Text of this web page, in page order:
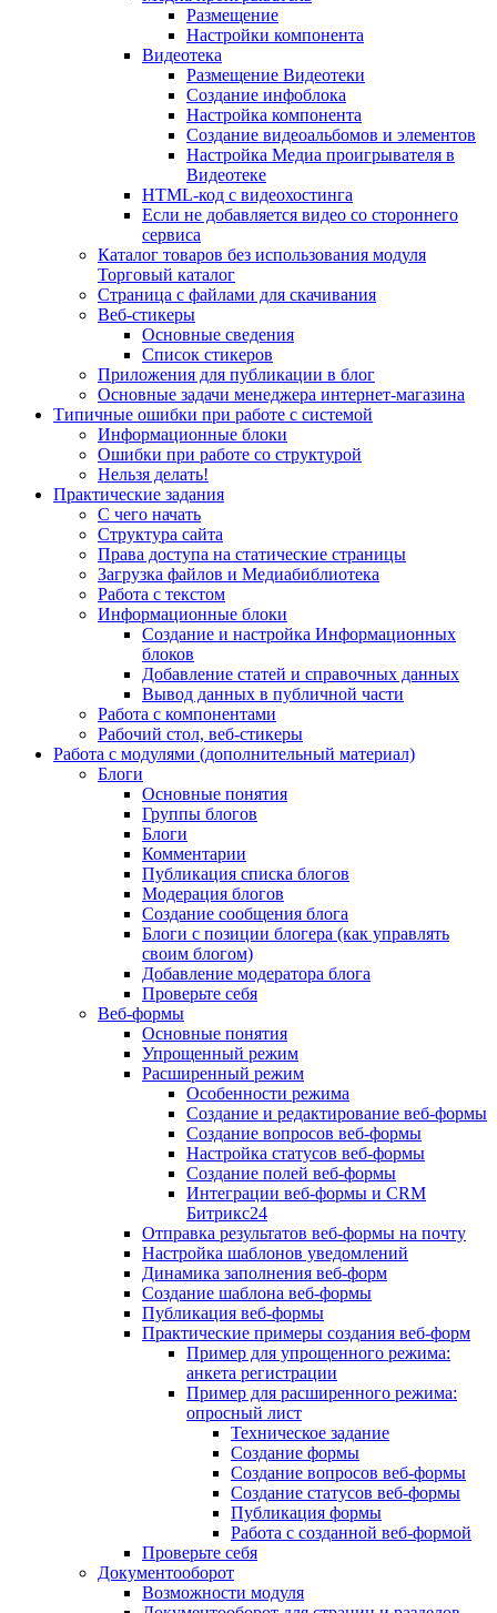
Размещение
Настройки компонента
Видеотека
Размещение Видеотеки
Создание инфоблока
Настройка компонента
Создание видеоальбомов и элементов
Настройка Медиа проигрывателя в
Видеотеке
HTML-код с видеохостинга
Если не добавляется видео со стороннего
сервиса
Каталог товаров без использования модуля
Торговый каталог
Страница с файлами для скачивания
Веб-стикеры
Основные сведения
Список стикеров
Приложения для публикации в блог
Основные задачи менеджера интернет-магазина
Типичные ошибки при работе с системой
Информационные блоки
Ошибки при работе со структурой
Нельзя делать!
Практические задания
С чего начать
Структура сайта
Права доступа на статические страницы
Загрузка файлов и Медиабиблиотека
Работа с текстом
Информационные блоки
Создание и настройка Информационных
блоков
Добавление статей и справочных данных
Вывод данных в публичной части
Работа с компонентами
Рабочий стол, веб-стикеры
Работа с модулями (дополнительный материал)
Блоги
Основные понятия
Группы блогов
Блоги
Комментарии
Публикация списка блогов
Модерация блогов
Создание сообщения блога
Блоги с позиции блогера (как управлять
своим блогом)
Добавление модератора блога
Проверьте себя
Веб-формы
Основные понятия
Упрощенный режим
Расширенный режим
Особенности режима
Создание и редактирование веб-формы
Создание вопросов веб-формы
Настройка статусов веб-формы
Создание полей веб-формы
Интеграции веб-формы и CRM
Битрикс24
Отправка результатов веб-формы на почту
Настройка шаблонов уведомлений
Динамика заполнения веб-форм
Создание шаблона веб-формы
Публикация веб-формы
Практические примеры создания веб-форм
Пример для упрощенного режима:
анкета регистрации
Пример для расширенного режима:
опросный лист
Техническое задание
Создание формы
Создание вопросов веб-формы
Создание статусов веб-формы
Публикация формы
Работа с созданной веб-формой
Проверьте себя
Документооборот
Возможности модуля